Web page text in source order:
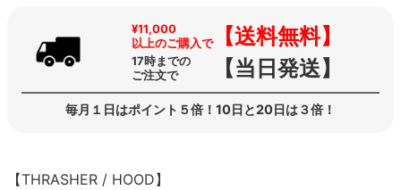
¥11,000
以上のご購入で【送料無料】
17時までの
ご注文で
【当日発送】
毎月１日はポイント５倍！10日と20日は３倍！
【THRASHER / HOOD】